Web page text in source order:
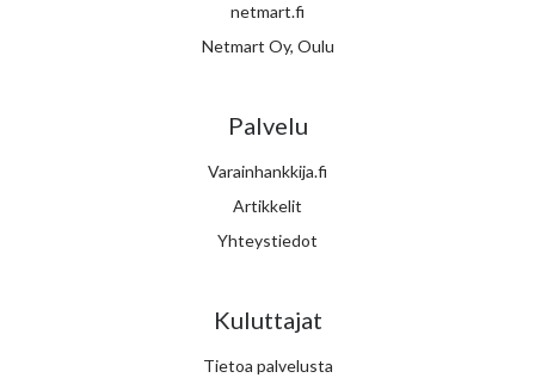
netmart.fi
Netmart Oy, Oulu
Palvelu
Varainhankkija.fi
Artikkelit
Yhteystiedot
Kuluttajat
Tietoa palvelusta